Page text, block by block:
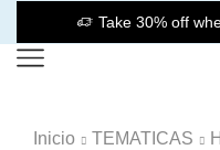
Take 30% off
Inicio TEMATICAS